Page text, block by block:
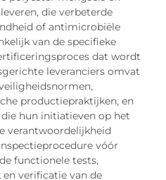
die verbeterde
of antimicrobiële
van de specifieke
dat wordt
leveranciers omvat
productiepraktijken, en
hun initiatieven op het
verantwoordelijkheid
vóór
functionele tests,
verificatie van de